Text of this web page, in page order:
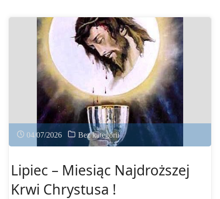
JASNĄ
GÓRĘ"
04/07/2026 Bez kategorii
Lipiec – Miesiąc Najdroższej
Krwi Chrystusa !